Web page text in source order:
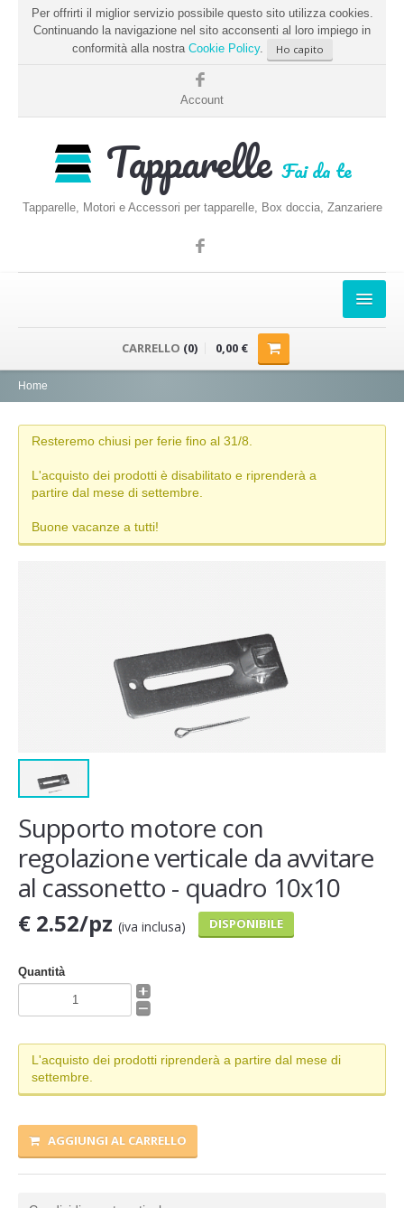
Per offrirti il miglior servizio possibile questo sito utilizza cookies.
Continuando la navigazione nel sito acconsenti al loro impiego in
conformità alla nostra Cookie Policy. Ho capito
Account
Tapparelle Fai da te
Tapparelle, Motori e Accessori per tapparelle, Box doccia, Zanzariere
PRENDERE LE MISURE
TAPPARELLA IN PVC
TAPPARELLA IN ALLUMINIO
COLORI TAPPARELLE
CARRELLO (0) 0,00 €
Home
Resteremo chiusi per ferie fino al 31/8.
L'acquisto dei prodotti è disabilitato e riprenderà a
partire dal mese di settembre.
Buone vacanze a tutti!
Supporto motore con
regolazione verticale da avvitare
al cassonetto - quadro 10x10
€ 2.52/pz (iva inclusa) DISPONIBILE
Quantità
L'acquisto dei prodotti riprenderà a partire dal mese di
settembre.
AGGIUNGI AL CARRELLO